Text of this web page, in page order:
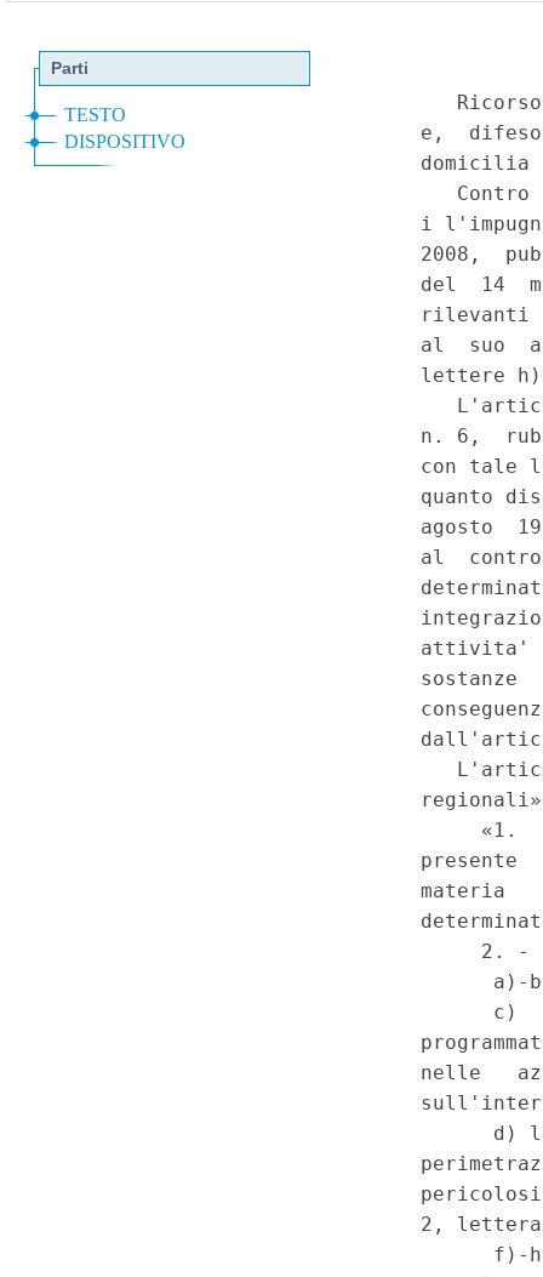
pericolose e adottare gli
localizzazione piu' adeguata
Ricorso del Governo -
riservato allo Stato, in virtu'
recettivo della direttiva 96/
tutela uniformi sull'intero
violazione della potesta'
tutela dell'ambiente,
Legge della Regione Puglia
commi 1, 2, lett. c) e d), e 3,
art. 117, secondo comma,
agosto 1999, n. 334, artt.
direttiva del 9 dicembre
Serie Speciale -